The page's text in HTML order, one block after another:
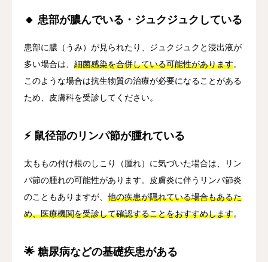
🔸 患部が膿んでいる・ジュクジュクしている
患部に膿（うみ）が見られたり、ジュクジュクと浸出液が
多い場合は、 細菌感染を合併している可能性があります。
このような場合は抗生物質の治療が必要になることがある
ため、皮膚科を受診してください。
⚡ 鼠径部のリンパ節が腫れている
太ももの付け根のしこり（腫れ）に気づいた場合は、リン
パ節の腫れの可能性があります。皮膚炎に伴うリンパ節炎
のこともありますが、 他の疾患が隠れている場合もあるた
め、医療機関を受診して確認することをおすすめします。
🌟 糖尿病などの基礎疾患がある